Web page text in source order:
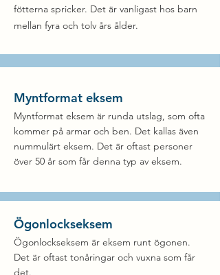
fötterna spricker. Det är vanligast hos barn
mellan fyra och tolv års ålder. ​
Myntformat eksem
Myntformat eksem är runda utslag, som ofta
kommer på armar och ben. Det kallas även
nummulärt eksem. Det är oftast personer
över 50 år som får denna typ av eksem.
Ögonlockseksem
Ögonlockseksem är eksem runt ögonen.
Det är oftast tonåringar och vuxna som får
det.